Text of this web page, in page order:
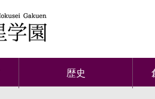
歴史